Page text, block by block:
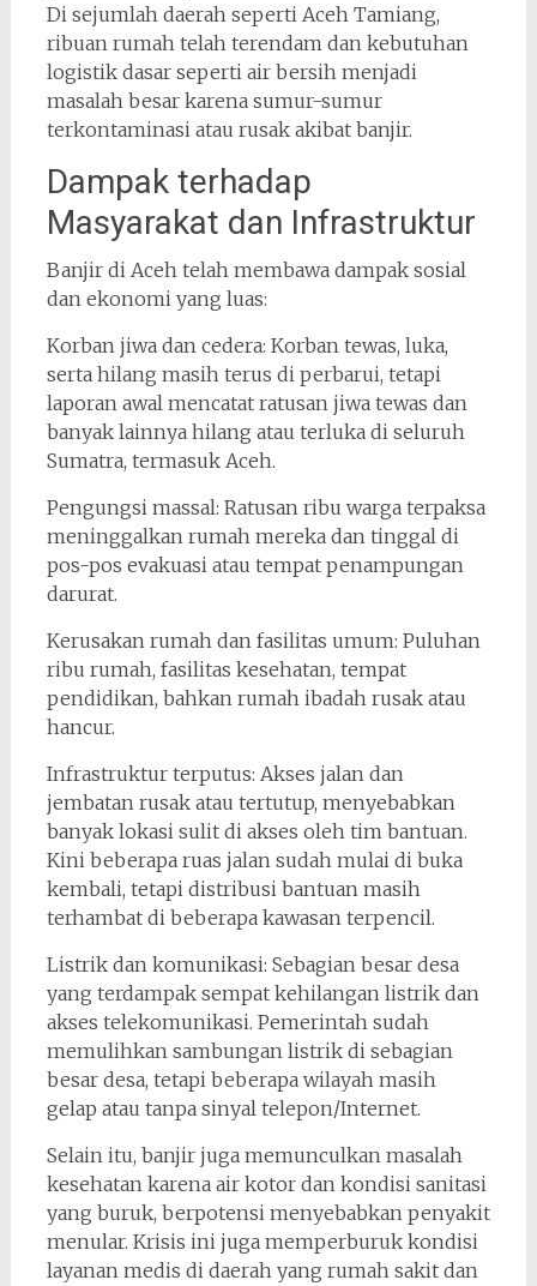
Di sejumlah daerah seperti Aceh Tamiang,
ribuan rumah telah terendam dan kebutuhan
logistik dasar seperti air bersih menjadi
masalah besar karena sumur-sumur
terkontaminasi atau rusak akibat banjir.
Dampak terhadap
Masyarakat dan Infrastruktur
Banjir di Aceh telah membawa dampak sosial
dan ekonomi yang luas:
Korban jiwa dan cedera: Korban tewas, luka,
serta hilang masih terus di perbarui, tetapi
laporan awal mencatat ratusan jiwa tewas dan
banyak lainnya hilang atau terluka di seluruh
Sumatra, termasuk Aceh.
Pengungsi massal: Ratusan ribu warga terpaksa
meninggalkan rumah mereka dan tinggal di
pos-pos evakuasi atau tempat penampungan
darurat.
Kerusakan rumah dan fasilitas umum: Puluhan
ribu rumah, fasilitas kesehatan, tempat
pendidikan, bahkan rumah ibadah rusak atau
hancur.
Infrastruktur terputus: Akses jalan dan
jembatan rusak atau tertutup, menyebabkan
banyak lokasi sulit di akses oleh tim bantuan.
Kini beberapa ruas jalan sudah mulai di buka
kembali, tetapi distribusi bantuan masih
terhambat di beberapa kawasan terpencil.
Listrik dan komunikasi: Sebagian besar desa
yang terdampak sempat kehilangan listrik dan
akses telekomunikasi. Pemerintah sudah
memulihkan sambungan listrik di sebagian
besar desa, tetapi beberapa wilayah masih
gelap atau tanpa sinyal telepon/Internet.
Selain itu, banjir juga memunculkan masalah
kesehatan karena air kotor dan kondisi sanitasi
yang buruk, berpotensi menyebabkan penyakit
menular. Krisis ini juga memperburuk kondisi
layanan medis di daerah yang rumah sakit dan